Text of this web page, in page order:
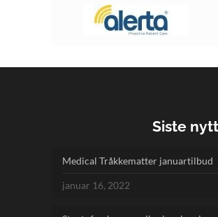
Siste nytt
Medical Tråkkematter januartilbud
januar 16, 2022